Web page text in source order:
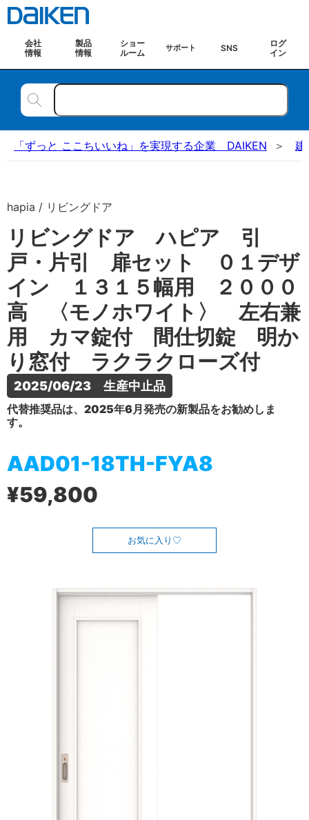
会社
情報
製品
情報
ショー
ルーム
サポート SNS
ログ
イン
「ずっと ここちいいね」を実現する企業 DAIKEN 建
hapia / リビングドア
リビングドア ハピア 引
戸・片引 扉セット ０１デザ
イン １３１５幅用 ２０００
高 〈モノホワイト〉 左右兼
用 カマ錠付 間仕切錠 明か
り窓付 ラクラクローズ付
2025/06/23　生産中止品
代替推奨品は、2025年6月発売の新製品をお勧めしま
す。
AAD01-18TH-FYA8
¥59,800
お気に入り